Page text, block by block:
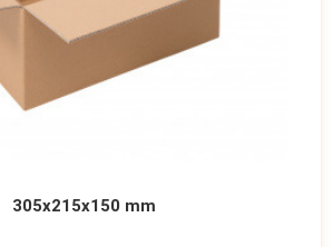
305x215x150 mm